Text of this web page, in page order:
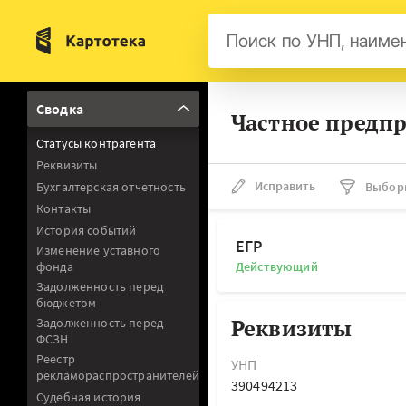
Сводка
Статусы контрагента
Реквизиты
Бухгалтерская отчетность
Контакты
История событий
Изменение уставного
фонда
Задолженность перед
бюджетом
Задолженность перед
ФСЗН
Реестр
рекламораспространителей
Судебная история
Частное
Исправить
ЕГР
Действующий
Реквизиты
УНП
390494213